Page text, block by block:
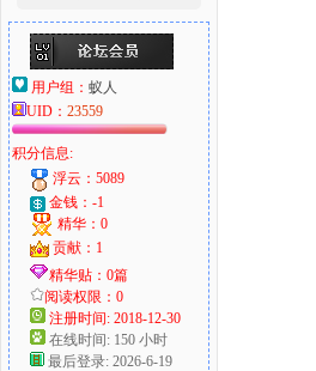
用户组： 蚁人
UID： 23559
积分信息:
浮云：5089
金钱：-1
精华：0
贡献：1
精华贴：0篇
阅读权限：0
注册时间: 2018-12-30
在线时间: 150 小时
最后登录: 2026-6-19